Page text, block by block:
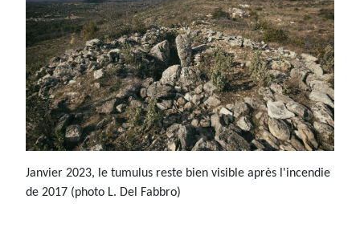
Janvier 2023, le tumulus reste bien visible après l'incendie
de 2017 (photo L. Del Fabbro)